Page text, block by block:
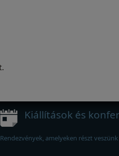
Kiállítások és
Rendezvények, amelyeken részt veszünk